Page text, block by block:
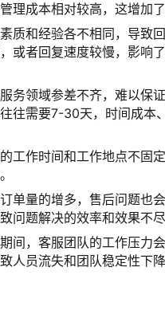
理成本相对较高，这增加
质和经验各不相同，导致
或者回复速度较慢，影响
务领域参差不齐，难以保
往需要7-30天，时间成本
工作时间和工作地点不固
单量的增多，售后问题也
问题解决的效率和效果不尽
间，客服团队的工作压力
人员流失和团队稳定性下降